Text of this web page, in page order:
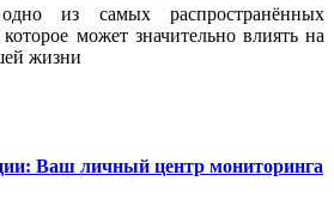
из самых распространённых
может значительно влиять на
жизни
Ваш личный центр мониторинга